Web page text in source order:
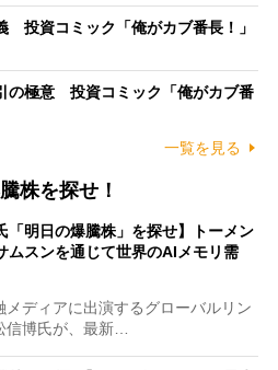
投資コミック「俺がカブ番長！」
の極意 投資コミック「俺がカブ番
一覧を見る
株を探せ！
「明日の爆騰株」を探せ】トーメン
ムスンを通じて世界のAIメモリ需
ディアに出演するグローバルリン
信博氏が、最新…